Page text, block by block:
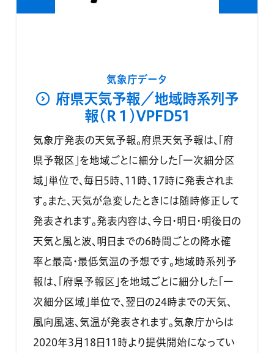
気象庁データ
府県天気予報／地域時系列予
報（Ｒ１）VPFD51
気象庁発表の天気予報。府県天気予報は、「府
県予報区」を地域ごとに細分した「一次細分区
域」単位で、毎日5時、11時、17時に発表されま
す。また、天気が急変したときには随時修正して
発表されます。発表内容は、今日・明日・明後日の
天気と風と波、明日までの6時間ごとの降水確
率と最高・最低気温の予想です。地域時系列予
報は、「府県予報区」を地域ごとに細分した「一
次細分区域」単位で、翌日の24時までの天気、
風向風速、気温が発表されます。気象庁からは
2020年3月18日11時より提供開始になってい